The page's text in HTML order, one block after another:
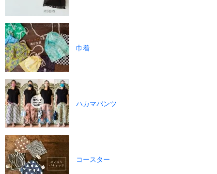
巾着
ハカマパンツ
コースター